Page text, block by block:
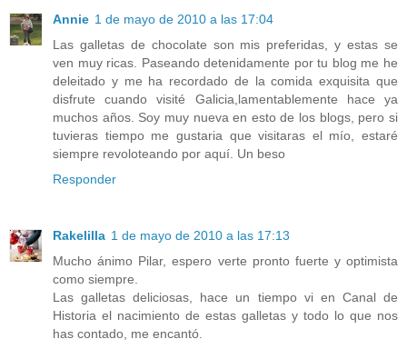
Annie 1 de mayo de 2010 a las 17:04
Las galletas de chocolate son mis preferidas, y estas se
ven muy ricas. Paseando detenidamente por tu blog me he
deleitado y me ha recordado de la comida exquisita que
disfrute cuando visité Galicia,lamentablemente hace ya
muchos años. Soy muy nueva en esto de los blogs, pero si
tuvieras tiempo me gustaria que visitaras el mío, estaré
siempre revoloteando por aquí. Un beso
Responder
Rakelilla 1 de mayo de 2010 a las 17:13
Mucho ánimo Pilar, espero verte pronto fuerte y optimista
como siempre.
Las galletas deliciosas, hace un tiempo vi en Canal de
Historia el nacimiento de estas galletas y todo lo que nos
has contado, me encantó.